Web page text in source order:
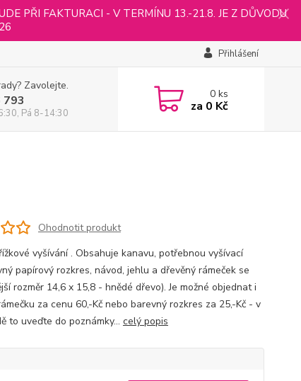
PŘI FAKTURACI - V TERMÍNU 13.-21.8. JE Z DŮVODU
Přihlášení
Zavolejte.
793
Pá 8-14:30
0ks
za 0 Kč
Ohodnotit produkt
vyšívání . Obsahuje kanavu, potřebnou vyšívací
papírový rozkres, návod, jehlu a dřevěný rámeček se
rozměr 14,6 x 15,8 - hnědé dřevo). Je možné objednat i
za cenu 60,-Kč nebo barevný rozkres za 25,-Kč - v
to uveďte do poznámky... celý popis